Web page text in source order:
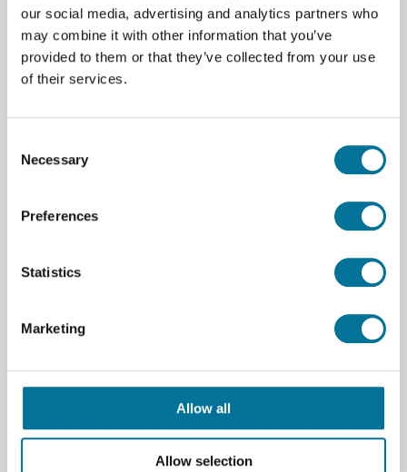
our social media, advertising and analytics partners who
may combine it with other information that you’ve
provided to them or that they’ve collected from your use
of their services.
Selection
Necessary
Preferences
Statistics
Marketing
Allow all
Allow selection
Unter diesemLinkfinden Sie weitere Informationen
zu den Experimenten und Materialien.
Hinweis! Dieses Buch enthält nur Anleitungen für
LabQuest® App.
Marke
content investigating environmental science
sample_esi-12-soil_and_acid_precipitation.pdf